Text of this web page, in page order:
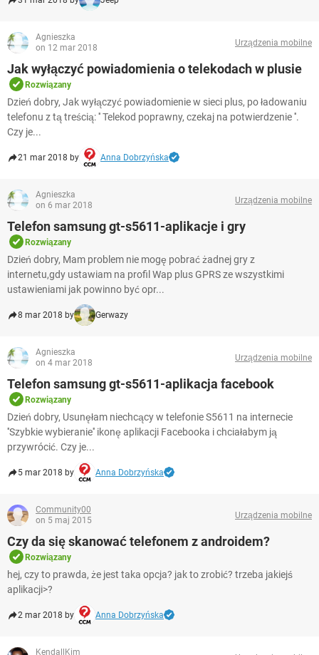
Agnieszka
on 12 mar 2018
Urządzenia mobilne
Jak wyłączyć powiadomienia o telekodach w plusie
Rozwiązany
Dzień dobry, Jak wyłączyć powiadomienie w sieci plus, po ładowaniu
telefonu z tą treścią: '' Telekod poprawny, czekaj na potwierdzenie ''.
Czy je...
21 mar 2018 by Anna Dobrzyńska
Agnieszka
on 6 mar 2018
Urządzenia mobilne
Telefon samsung gt-s5611-aplikacje i gry
Rozwiązany
Dzień dobry, Mam problem nie mogę pobrać żadnej gry z
internetu,gdy ustawiam na profil Wap plus GPRS ze wszystkimi
ustawieniami jak powinno być opr...
8 mar 2018 by Gerwazy
Agnieszka
on 4 mar 2018
Urządzenia mobilne
Telefon samsung gt-s5611-aplikacja facebook
Rozwiązany
Dzień dobry, Usunęłam niechcący w telefonie S5611 na internecie
''Szybkie wybieranie'' ikonę aplikacji Facebooka i chciałabym ją
przywrócić. Czy je...
5 mar 2018 by Anna Dobrzyńska
Community00
on 5 maj 2015
Urządzenia mobilne
Czy da się skanować telefonem z androidem?
Rozwiązany
hej, czy to prawda, że jest taka opcja? jak to zrobić? trzeba jakiejś
aplikacji>?
2 mar 2018 by Anna Dobrzyńska
KendallKim